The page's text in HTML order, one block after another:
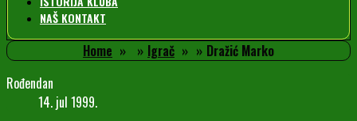
NAŠ KONTAKT
Home Igrač
Dražić Marko
Rođendan
14. jul 1999.